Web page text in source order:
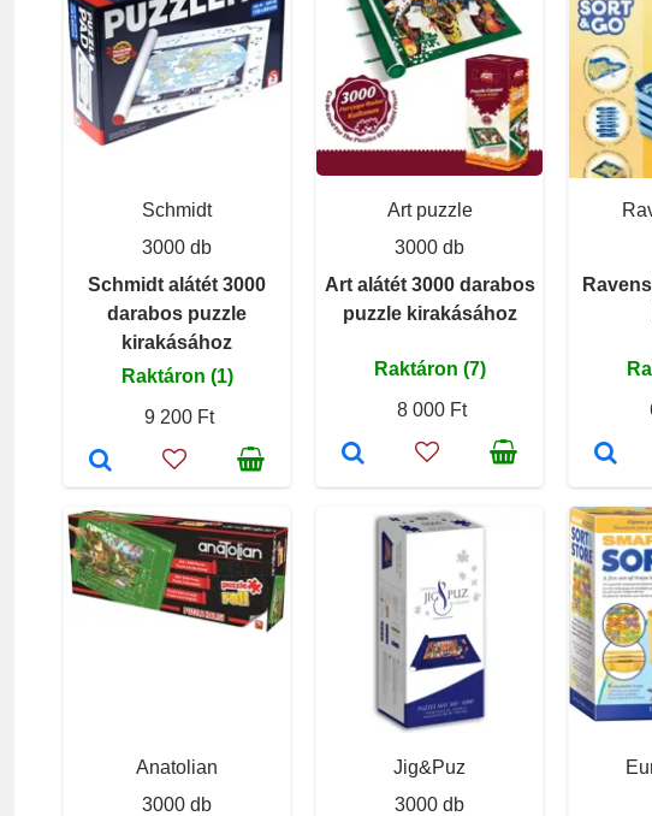
Schmidt
3000 db
Schmidt alátét 3000
darabos puzzle
kirakásához
Raktáron (1)
9 200 Ft
Art puzzle
3000 db
Art alátét 3000 darabos
puzzle kirakásához
Raktáron (7)
8 000 Ft
Anatolian
3000 db
Jig&Puz
3000 db